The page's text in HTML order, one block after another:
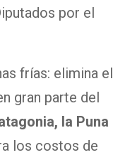
por el
frías: elimina el
gran parte del
la Puna
los costos de